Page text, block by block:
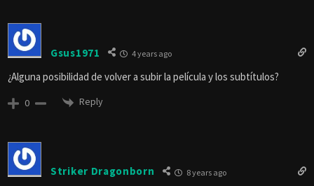
Gsus1971 4 years ago
¿Alguna posibilidad de volver a subir la película y los subtítulos?
0 Reply
Striker Dragonborn 8 years ago